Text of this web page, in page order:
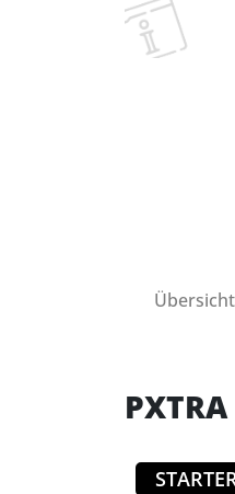
Übersicht
PXTRA